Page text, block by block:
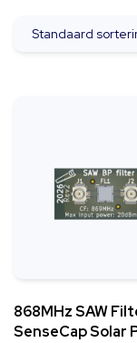
868MHz SAW
SenseCap Solar